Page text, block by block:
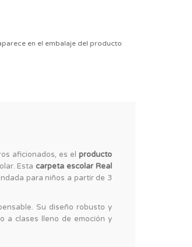
en el embalaje del producto
aficionados, es elproducto
Esta carpeta escolar Real
para niños a partir de 3
Su diseño robusto y
a clases lleno de emoción y